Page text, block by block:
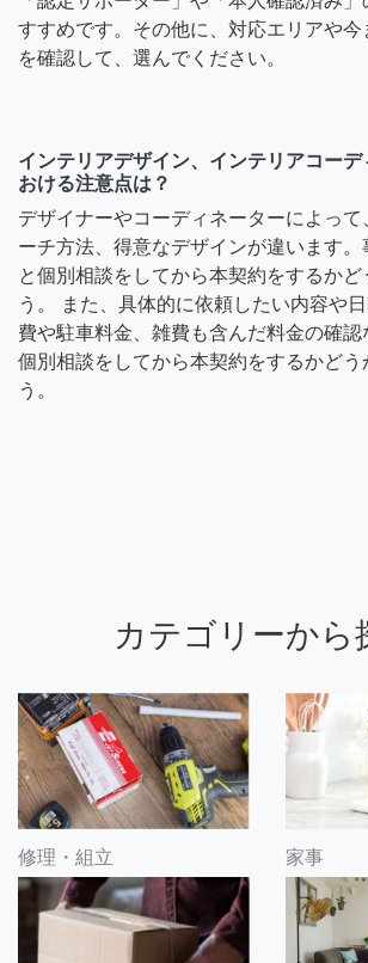
すすめです。その他に、対応エリアや今
を確認して、選んでください。
インテリアデザイン、インテリアコー
おける注意点は？
デザイナーやコーディネーターによって
ーチ方法、得意なデザインが違います。
と個別相談をしてから本契約をするかど
う。 また、具体的に依頼したい内容や
費や駐車料金、雑費も含んだ料金の確認
個別相談をしてから本契約をするかどう
う。
カテゴリーから
修理・組立 家事